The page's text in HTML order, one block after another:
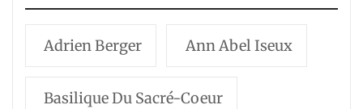
Adrien Berger Ann Abel Iseux
Basilique Du Sacré-Coeur